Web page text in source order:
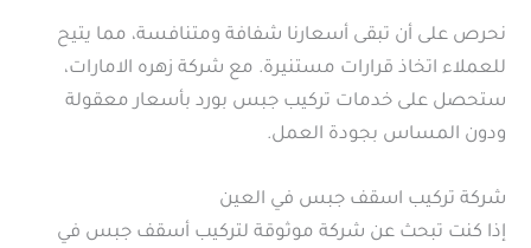
نحرص على أن تبقى أسعارنا شفافة ومتنافسة، مما يتيح
للعملاء اتخاذ قرارات مستنيرة. مع شركة زهره الامارات،
ستحصل على خدمات تركيب جبس بورد بأسعار معقولة
ودون المساس بجودة العمل.
شركة تركيب اسقف جبس في العين
إذا كنت تبحث عن شركة موثوقة لتركيب أسقف جبس في